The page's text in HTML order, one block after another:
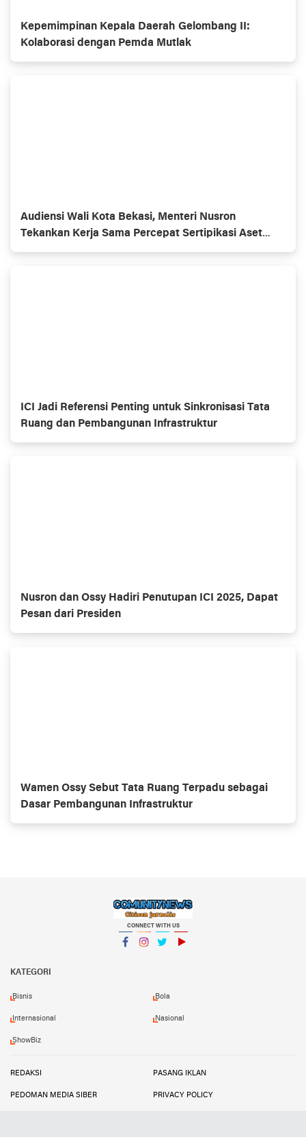
Kepemimpinan Kepala Daerah Gelombang II:
Kolaborasi dengan Pemda Mutlak
Audiensi Wali Kota Bekasi, Menteri Nusron
Tekankan Kerja Sama Percepat Sertipikasi Aset
Pemkot
ICI Jadi Referensi Penting untuk Sinkronisasi Tata
Ruang dan Pembangunan Infrastruktur
Nusron dan Ossy Hadiri Penutupan ICI 2025, Dapat
Pesan dari Presiden
Wamen Ossy Sebut Tata Ruang Terpadu sebagai
Dasar Pembangunan Infrastruktur
CONNECT WITH US
KATEGORI
Bisnis Bola
Internasional Nasional
ShowBiz
REDAKSI PASANG IKLAN
PEDOMAN MEDIA SIBER PRIVACY POLICY